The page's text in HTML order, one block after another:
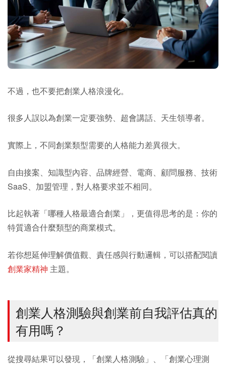
不過，也不要把創業人格浪漫化。
很多人誤以為創業一定要強勢、超會講話、天生領導者。
實際上，不同創業類型需要的人格能力差異很大。
自由接案、知識型內容、品牌經營、電商、顧問服務、技術
SaaS、加盟管理，對人格要求並不相同。
比起執著「哪種人格最適合創業」，更值得思考的是：你的
特質適合什麼類型的商業模式。
若你想延伸理解價值觀、責任感與行動邏輯，可以搭配閱讀
創業家精神 主題。
創業人格測驗與創業前自我評估真的
有用嗎？
從搜尋結果可以發現，「創業人格測驗」、「創業心理測